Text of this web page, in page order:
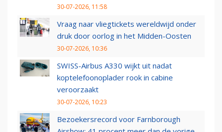
30-07-2026, 11:58
Vraag naar vliegtickets wereldwijd onder
druk door oorlog in het Midden-Oosten
30-07-2026, 10:36
SWISS-Airbus A330 wijkt uit nadat
koptelefoonoplader rook in cabine
veroorzaakt
30-07-2026, 10:23
Bezoekersrecord voor Farnborough